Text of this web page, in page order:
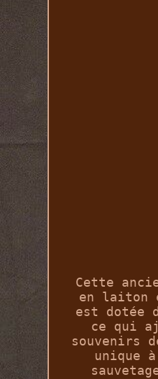
Cette
en laiton
est dotée
ce qui
souvenirs
unique